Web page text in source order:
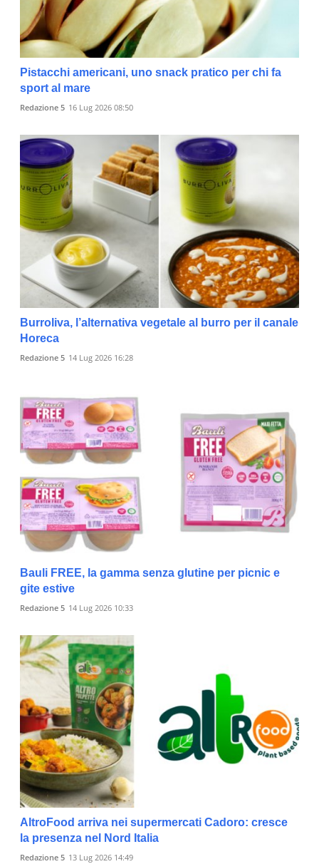
Pistacchi americani, uno snack pratico per chi fa
sport al mare
Redazione 5 16 Lug 2026 08:50
Burroliva, l’alternativa vegetale al burro per il canale
Horeca
Redazione 5 14 Lug 2026 16:28
Bauli FREE, la gamma senza glutine per picnic e
gite estive
Redazione 5 14 Lug 2026 10:33
AltroFood arriva nei supermercati Cadoro: cresce
la presenza nel Nord Italia
Redazione 5 13 Lug 2026 14:49